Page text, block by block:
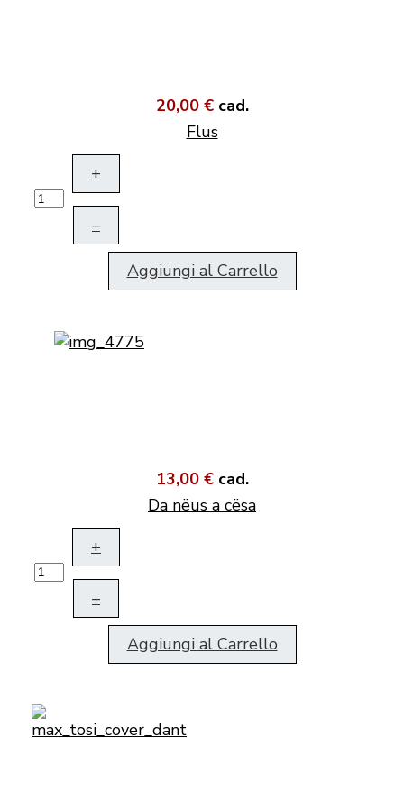
20,00 € cad.
Flus
+
–
Aggiungi al Carrello
13,00 € cad.
Da nëus a cësa
+
–
Aggiungi al Carrello